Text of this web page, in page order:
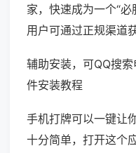
家，快速成为一个“
用户可通过正规渠道
辅助安装，可QQ搜
件安装教程
手机打牌可以一键让
十分简单，打开这个